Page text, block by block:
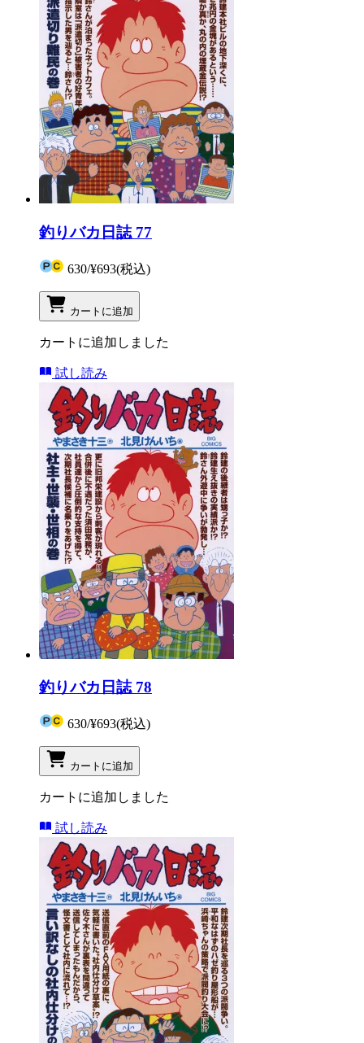
釣りバカ日誌 77
630/¥693(税込)
カートに追加
カートに追加しました
試し読み
釣りバカ日誌 78
630/¥693(税込)
カートに追加
カートに追加しました
試し読み